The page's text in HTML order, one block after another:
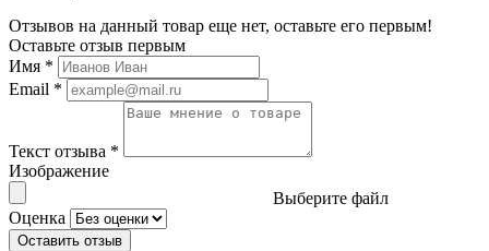
Отзывов на данный товар еще нет, оставьте его первым!
Оставьте отзыв первым
Имя *
Email *
Текст отзыва *
Изображение
Выберите файл
Оценка
Оставить отзыв